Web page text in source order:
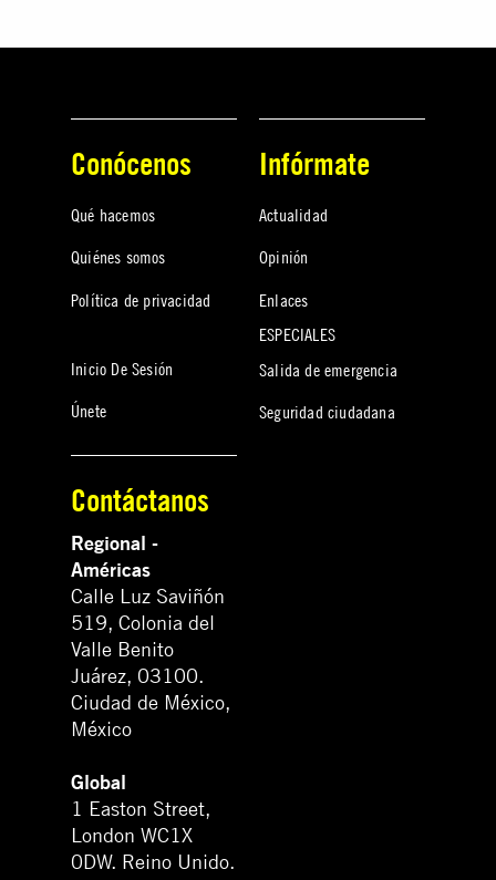
Conócenos
Qué hacemos
Quiénes somos
Política de privacidad
Inicio De Sesión
Únete
Infórmate
Actualidad
Opinión
Enlaces
ESPECIALES
Salida de emergencia
Seguridad ciudadana
Contáctanos
Regional -
Américas
Calle Luz Saviñón
519, Colonia del
Valle Benito
Juárez, 03100.
Ciudad de México,
México
Global
1 Easton Street,
London WC1X
0DW. Reino Unido.